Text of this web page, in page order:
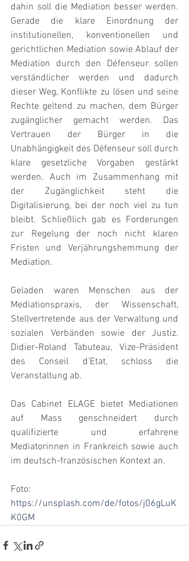
dahin soll die Mediation besser werden.
Gerade die klare Einordnung der
institutionellen, konventionellen und
gerichtlichen Mediation sowie Ablauf der
Mediation durch den Défenseur sollen
verständlicher werden und dadurch
dieser Weg, Konflikte zu lösen und seine
Rechte geltend zu machen, dem Bürger
zugänglicher gemacht werden. Das
Vertrauen der Bürger in die
Unabhängigkeit des Défenseur soll durch
klare gesetzliche Vorgaben gestärkt
werden. Auch im Zusammenhang mit
der Zugänglichkeit steht die
Digitalisierung, bei der noch viel zu tun
bleibt. Schließlich gab es Forderungen
zur Regelung der noch nicht klaren
Fristen und Verjährungshemmung der
Mediation.
Geladen waren Menschen aus der
Mediationspraxis, der Wissenschaft,
Stellvertretende aus der Verwaltung und
sozialen Verbänden sowie der Justiz.
Didier-Roland Tabuteau, Vize-Präsident
des Conseil d’Etat, schloss die
Veranstaltung ab.
Das Cabinet ELAGE bietet Mediationen
auf Mass genschneidert durch
qualifizierte und erfahrene
Mediatorinnen in Frankreich sowie auch
im deutsch-französischen Kontext an.
https://unsplash.com/de/fotos/j06gLuK
K0GM